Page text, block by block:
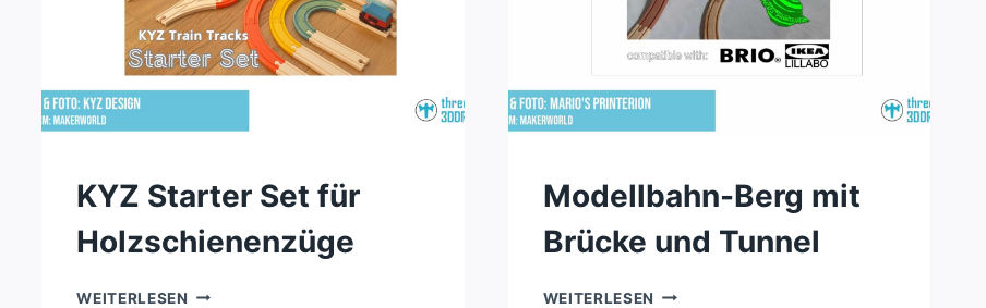
KYZ Starter Set für
Holzschienenzüge
WEITERLESEN KYZ
Modellbahn-Berg mit
Brücke und Tunnel
WEITERLESEN MODELLBAHN-